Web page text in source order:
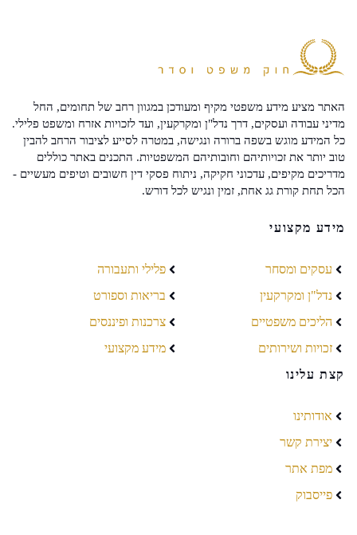
האתר מציע מידע משפטי מקיף ומעודכן במגוון רחב של תחומים, החל
מדיני עבודה ועסקים, דרך נדל"ן ומקרקעין, ועד לזכויות אזרח ומשפט פלילי.
כל המידע מוגש בשפה ברורה ונגישה, במטרה לסייע לציבור הרחב להבין
טוב יותר את זכויותיהם וחובותיהם המשפטיות. התכנים באתר כוללים
מדריכים מקיפים, עדכוני חקיקה, ניתוח פסקי דין חשובים וטיפים מעשיים -
הכל תחת קורת גג אחת, זמין ונגיש לכל דורש.
מידע מקצועי
עסקים ומסחר
נדל"ן ומקרקעין
הליכים משפטיים
זכויות ושירותים
פלילי ותעבורה
בריאות וספורט
צרכנות ופיננסים
מידע מקצועי
קצת עלינו
אודותינו
יצירת קשר
מפת אתר
פייסבוק